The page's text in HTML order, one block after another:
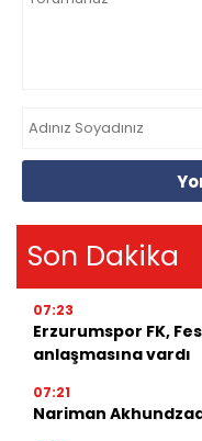
Son Dakika
07:23
Erzurumspor FK,
anlaşmasına vardı
07:21
Nariman